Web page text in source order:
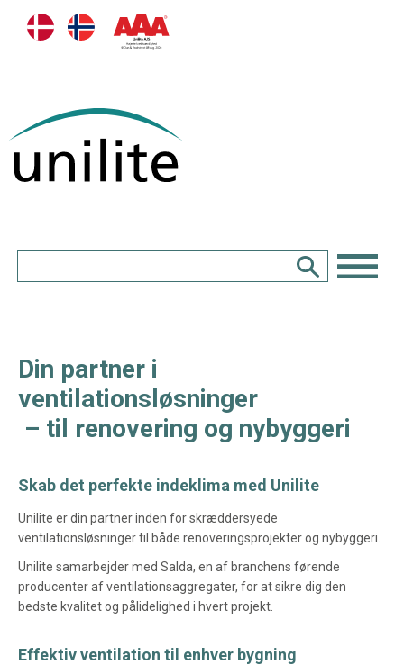
Din partner i
ventilationsløsninger
– til renovering og nybyggeri
Skab det perfekte indeklima med Unilite
Unilite er din partner inden for skræddersyede
ventilationsløsninger til både renoveringsprojekter og nybyggeri.
Unilite samarbejder med Salda, en af branchens førende
producenter af ventilationsaggregater, for at sikre dig den
bedste kvalitet og pålidelighed i hvert projekt.
Effektiv ventilation til enhver bygning